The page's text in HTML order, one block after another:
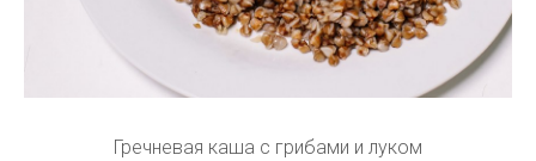
Гречневая каша с грибами и луком